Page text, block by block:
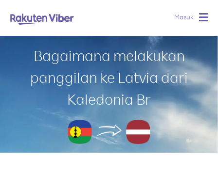
Masuk
Bagaimana melakukan
panggilan ke Latvia dari
Kaledonia Br